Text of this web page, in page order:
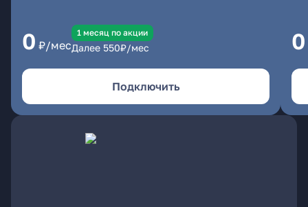
0 ₽/мес
1 месяц по акции
Далее 550₽/мес
Подключить
0